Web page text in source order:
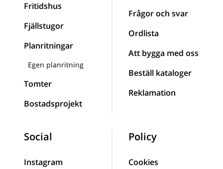
Fritidshus
Fjällstugor
Planritningar
Egen planritning
Tomter
Bostadsprojekt
Frågor och svar
Ordlista
Att bygga med oss
Beställ kataloger
Reklamation
Social
Instagram
Policy
Cookies